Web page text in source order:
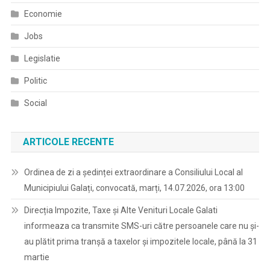
Economie
Jobs
Legislatie
Politic
Social
ARTICOLE RECENTE
Ordinea de zi a ședinței extraordinare a Consiliului Local al
Municipiului Galați, convocată, marți, 14.07.2026, ora 13:00
Direcția Impozite, Taxe și Alte Venituri Locale Galati
informeaza ca transmite SMS-uri către persoanele care nu și-
au plătit prima tranșă a taxelor și impozitele locale, până la 31
martie